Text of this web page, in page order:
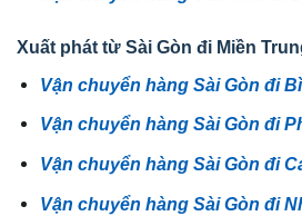
Xuất phát từ Sài Gòn đi Miền
Vận chuyển hàng Sài Gòn đi
Vận chuyển hàng Sài Gòn đi
Vận chuyển hàng Sài Gòn đi
Vận chuyển hàng Sài Gòn đi